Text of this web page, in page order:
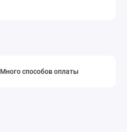
Много способов оплаты